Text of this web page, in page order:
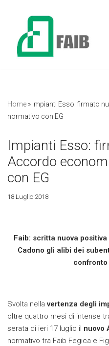
contenuto
Home » Impianti Esso: firmato
normativo con EG
Impianti Esso:
Accordo
con EG
18 Luglio 2018
Faib: scritta nuova
Cadono gli alibi dei
Svolta nella vertenza degli
oltre quattro mesi di intense
serata di ieri 17 luglio il nuovo
normativo tra Faib Fegica e